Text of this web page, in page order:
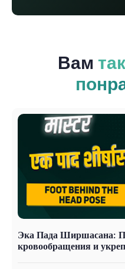
Вам
Эка Пада Ширшасана:
кровообращения и